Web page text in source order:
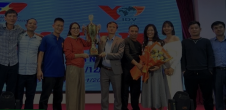
Phúc, ông Trần Phú Phương đã kêu gọi toàn thể cán bộ
viên chức, lực lượng vũ trang, người lao động tiếp tục
thần nhân ái, tích cực tham gia hiến máu tình nguyện.
tuyên truyền góp phần nâng cao nhận thức của người
cử hiến máu cứu người, từ đó khuyến khích họ tích
gia phong trào hiến máu tình nguyện, góp phần khắc
khan hiếm máu tại các bệnh viện CBNV VPID